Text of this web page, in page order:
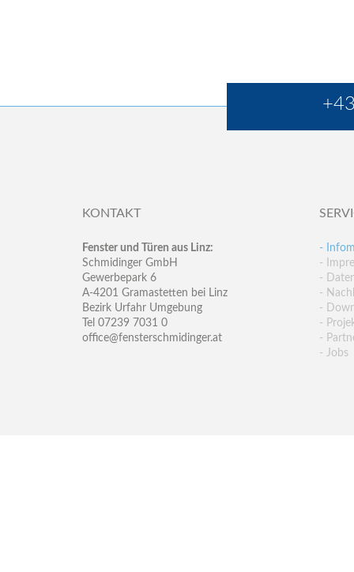
KONTAKT
Fenster und Türen aus Linz:
Schmidinger GmbH
Gewerbepark 6
A-4201 Gramastetten bei Linz
Bezirk Urfahr Umgebung
Tel 07239 7031 0
office@fensterschmidinger.at
-
-
-
-
-
-
-
- Jobs